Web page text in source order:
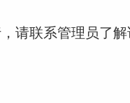
请联系管理员了